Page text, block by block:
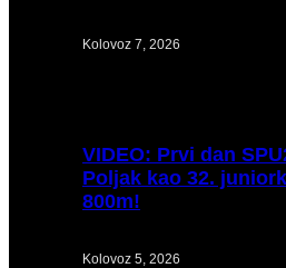
Kolovoz 7, 2026
VIDEO: Prvi dan
Poljak kao 32.
800m!
Kolovoz 5, 2026